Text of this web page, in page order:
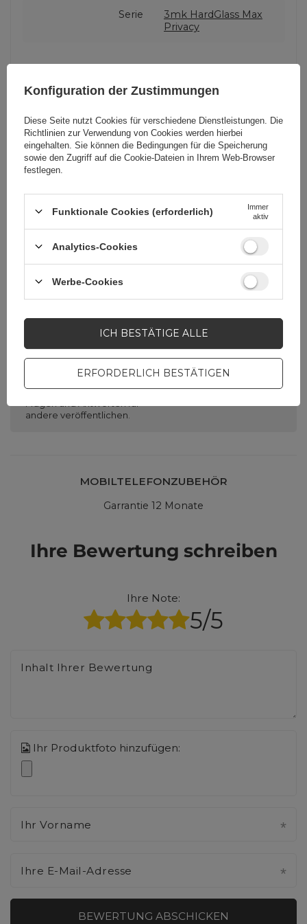
Serie
3mk HardGlass Max
Privacy
Zentimetern
Verpackungslänge in
Brauchen Sie Hilfe? Haben Sie
Stellen Sie eine Frage,
und wir werden
umgehend antworten
und die interessantesten
andere veröffentlichen.
STELLE EINE FRAGE
MOBILTELEFONZUBEHÖR
Garrantie 12 Monate
Ihre Bewertung schreiben
Ihre Note:
5/5
Inhalt Ihrer Bewertung
Ihr Produktfoto hinzufügen:
Ihr Vorname
Ihre E-Mail-Adresse
BEWERTUNG ABSCHICKEN
Konfiguration der Zustimmungen
Diese Seite nutzt Cookies für verschiedene Dienstleistungen. Die
Richtlinien zur Verwendung von Cookies werden hierbei
eingehalten. Sie können die Bedingungen für die Speicherung
sowie den Zugriff auf die Cookie-Dateien in Ihrem Web-Browser
festlegen.
Funktionale Cookies (erforderlich)
Immer
aktiv
Analytics-Cookies
Werbe-Cookies
ERFORDERLICH BESTÄTIGEN
ICH BESTÄTIGE ALLE